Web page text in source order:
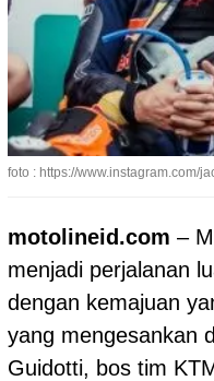
foto : https://www.instagram.com/
motolineid.com –
menjadi perjalanan
dengan kemajuan
yang mengesankan
Guidotti, bos tim